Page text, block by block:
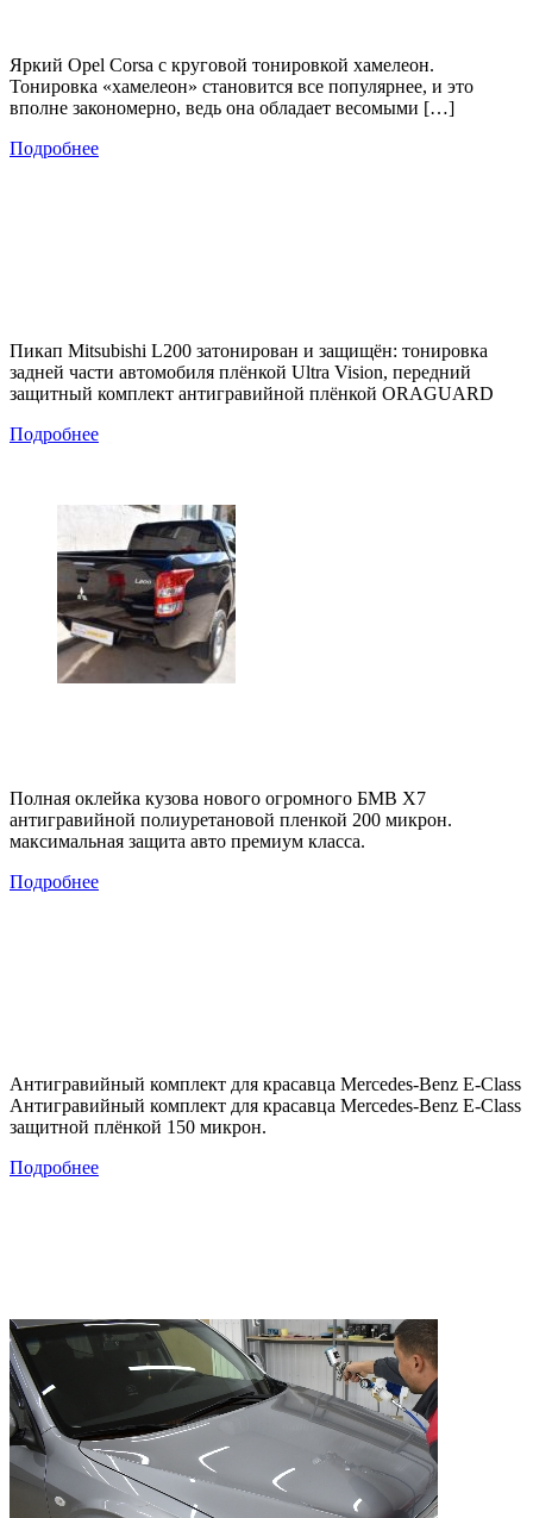
Яркий Opel Corsa с круговой тонировкой хамелеон.
Тонировка «хамелеон» становится все популярнее, и это
вполне закономерно, ведь она обладает весомыми […]
Подробнее
Пикап Mitsubishi L200 затонирован и защищён: тонировка
задней части автомобиля плёнкой Ultra Vision, передний
защитный комплект антигравийной плёнкой ORAGUARD
Подробнее
Полная оклейка кузова нового огромного БМВ Х7
антигравийной полиуретановой пленкой 200 микрон.
максимальная защита авто премиум класса.
Подробнее
Антигравийный комплект для красавца Mercedes-Benz E-Class
Антигравийный комплект для красавца Mercedes-Benz E-Class
защитной плёнкой 150 микрон.
Подробнее